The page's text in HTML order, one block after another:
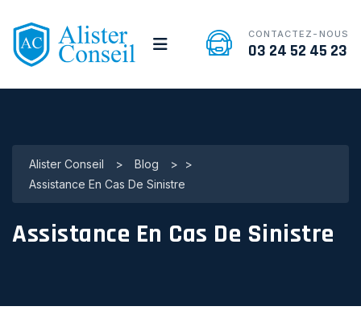
CONTACTEZ-NOUS
03 24 52 45 23
Alister Conseil > Blog >
>
Assistance En Cas De Sinistre
Assistance En Cas De Sinistre